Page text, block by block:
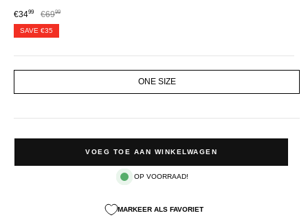
€3499 €6999
SAVE €35
SIZE
ONE SIZE
VOEG TOE AAN WINKELWAGEN
OP VOORRAAD!
MARKEER ALS FAVORIET